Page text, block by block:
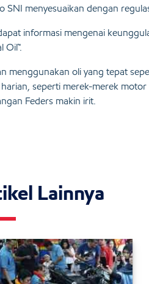
SNI menyesuaikan dengan
informasi mengenai
Oil™.
menggunakan oli yang tepat
seperti merek-merek
Feders makin irit.
Lainnya